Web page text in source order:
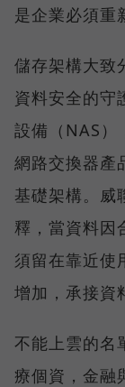
是企業必須重
儲存架構大致
資料安全的守
設備（NAS）
網路交換器產
基礎架構。威
釋，當資料因
須留在靠近使
增加，承接資
不能上雲的名
療個資，金融